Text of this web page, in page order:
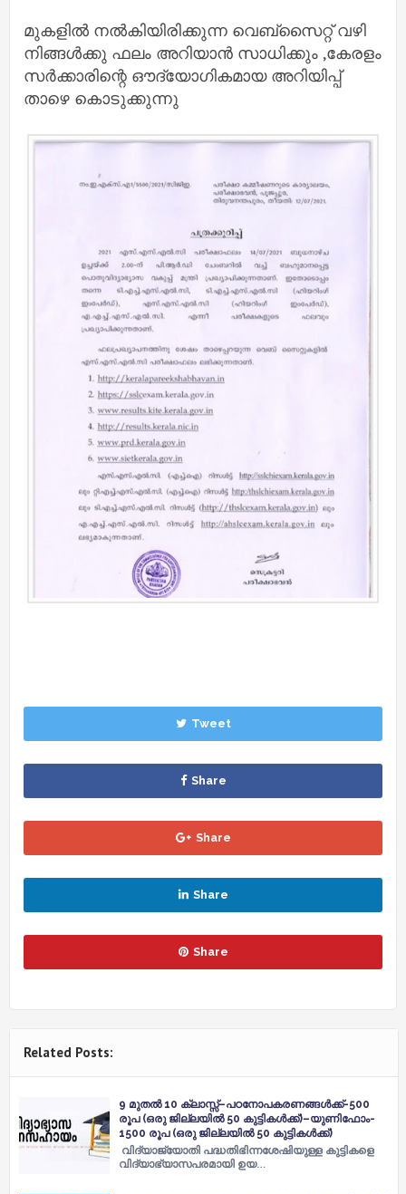
മുകളിൽ നൽകിയിരിക്കുന്ന വെബ്സൈറ്റ് വഴി
നിങ്ങൾക്കു ഫലം അറിയാൻ സാധിക്കും ,കേരളം
സർക്കാരിന്റെ ഔദ്യോഗികമായ അറിയിപ്പ്
താഴെ കൊടുക്കുന്നു
Tweet
Share
Share
Share
Share
Related Posts:
9 മുതൽ 10 ക്ലാസ്സ്‌–പഠനോപകരണങ്ങൾക്ക്-500
രൂപ (ഒരു ജില്ലയിൽ 50 കുട്ടികൾക്ക്)–യുണിഫോം-
1500 രൂപ (ഒരു ജില്ലയിൽ 50 കുട്ടികൾക്ക്)
വിദ്യാജ്യോതി പദ്ധതിഭിന്നശേഷിയുള്ള കുട്ടികളെ
വിദ്യാഭ്യാസപരമായി ഉയ…